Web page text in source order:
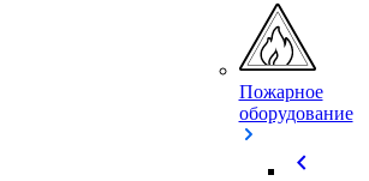
Пожарное
оборудование
chevron_left